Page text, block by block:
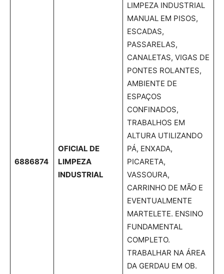
6886874
OFICIAL DE
LIMPEZA
INDUSTRIAL
LIMPEZA INDUSTRIAL
MANUAL EM PISOS,
ESCADAS,
PASSARELAS,
CANALETAS, VIGAS DE
PONTES ROLANTES,
AMBIENTE DE
ESPAÇOS
CONFINADOS,
TRABALHOS EM
ALTURA UTILIZANDO
PÁ, ENXADA,
PICARETA,
VASSOURA,
CARRINHO DE MÃO E
EVENTUALMENTE
MARTELETE. ENSINO
FUNDAMENTAL
COMPLETO.
TRABALHAR NA ÁREA
DA GERDAU EM OB.